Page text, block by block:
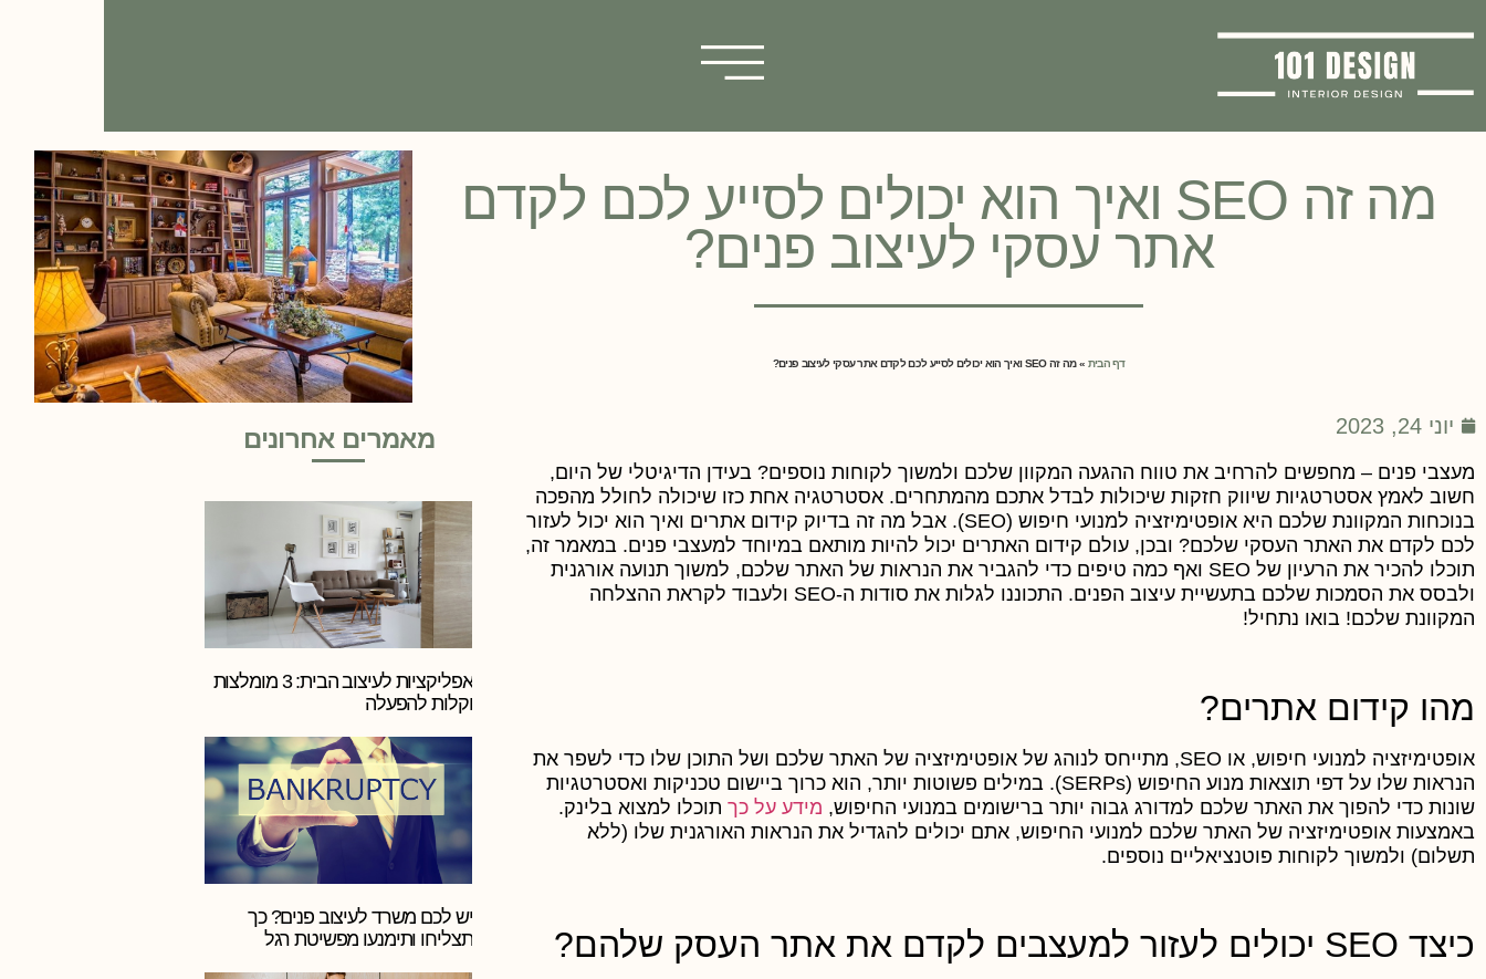
מה זה SEO ואיך הוא יכולים לסייע לכם לקדם
אתר עסקי לעיצוב פנים?
דף הבית »מה זה SEO ואיך הוא יכולים לסייע לכם לקדם אתר עסקי לעיצוב פנים?
יוני 24, 2023
מעצבי פנים – מחפשים להרחיב את טווח ההגעה המקוון שלכם ולמשוך לקוחות נוספים? בעידן הדיגיטלי של היום,
חשוב לאמץ אסטרטגיות שיווק חזקות שיכולות לבדל אתכם מהמתחרים. אסטרטגיה אחת כזו שיכולה לחולל מהפכה
בנוכחות המקוונת שלכם היא אופטימיזציה למנועי חיפוש (SEO). אבל מה זה בדיוק קידום אתרים ואיך הוא יכול לעזור
לכם לקדם את האתר העסקי שלכם? ובכן, עולם קידום האתרים יכול להיות מותאם במיוחד למעצבי פנים. במאמר זה,
תוכלו להכיר את הרעיון של SEO ואף כמה טיפים כדי להגביר את הנראות של האתר שלכם, למשוך תנועה אורגנית
ולבסס את הסמכות שלכם בתעשיית עיצוב הפנים. התכוננו לגלות את סודות ה-SEO ולעבוד לקראת ההצלחה
המקוונת שלכם! בואו נתחיל!
מהו קידום אתרים?
אופטימיזציה למנועי חיפוש, או SEO, מתייחס לנוהג של אופטימיזציה של האתר שלכם ושל התוכן שלו כדי לשפר את
הנראות שלו על דפי תוצאות מנוע החיפוש (SERPs). במילים פשוטות יותר, הוא כרוך ביישום טכניקות ואסטרטגיות
שונות כדי להפוך את האתר שלכם למדורג גבוה יותר ברישומים במנועי החיפוש, מידע על כך תוכלו למצוא בלינק.
באמצעות אופטימיזציה של האתר שלכם למנועי החיפוש, אתם יכולים להגדיל את הנראות האורגנית שלו (ללא
תשלום) ולמשוך לקוחות פוטנציאליים נוספים.
כיצד SEO יכולים לעזור למעצבים לקדם את אתר העסק שלהם?
מאמרים אחרונים
אפליקציות לעיצוב הבית: 3 מומלצות
וקלות להפעלה
יש לכם משרד לעיצוב פנים? כך
תצליחו ותימנעו מפשיטת רגל